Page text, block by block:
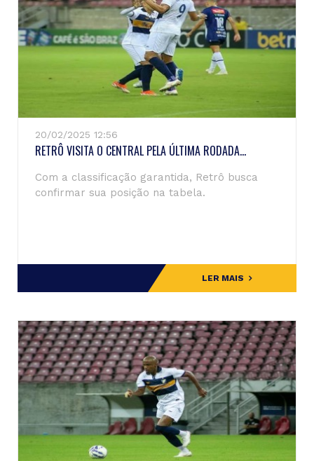
20/02/2025 12:56
RETRÔ VISITA O CENTRAL PELA ÚLTIMA RODADA...
Com a classificação garantida, Retrô busca
confirmar sua posição na tabela.
LER MAIS